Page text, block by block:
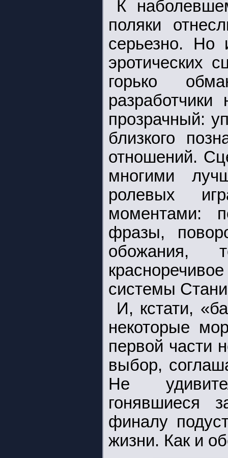
К
поляки
серьезно. Но
эротических
горько
прозрачный:
близкого
отношений.
многими
ролевых
моментами:
фразы,
обожания,
системы
И, кстати,
некоторые
первой части
выбор,
Не
гонявшиеся
финалу
жизни. Как и